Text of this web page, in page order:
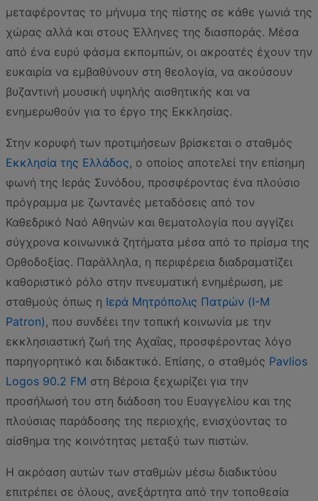
μεταφέροντας το μήνυμα της πίστης σε κάθε γωνιά της
χώρας αλλά και στους Έλληνες της διασποράς. Μέσα
από ένα ευρύ φάσμα εκπομπών, οι ακροατές έχουν την
ευκαιρία να εμβαθύνουν στη θεολογία, να ακούσουν
βυζαντινή μουσική υψηλής αισθητικής και να
ενημερωθούν για το έργο της Εκκλησίας.
Στην κορυφή των προτιμήσεων βρίσκεται ο σταθμός
Εκκλησία της Ελλάδος, ο οποίος αποτελεί την επίσημη
φωνή της Ιεράς Συνόδου, προσφέροντας ένα πλούσιο
πρόγραμμα με ζωντανές μεταδόσεις από τον
Καθεδρικό Ναό Αθηνών και θεματολογία που αγγίζει
σύγχρονα κοινωνικά ζητήματα μέσα από το πρίσμα της
Ορθοδοξίας. Παράλληλα, η περιφέρεια διαδραματίζει
καθοριστικό ρόλο στην πνευματική ενημέρωση, με
σταθμούς όπως η Ιερά Μητρόπολις Πατρών (I-M
Patron), που συνδέει την τοπική κοινωνία με την
εκκλησιαστική ζωή της Αχαΐας, προσφέροντας λόγο
παρηγορητικό και διδακτικό. Επίσης, ο σταθμός Pavlios
Logos 90.2 FM στη Βέροια ξεχωρίζει για την
προσήλωσή του στη διάδοση του Ευαγγελίου και της
πλούσιας παράδοσης της περιοχής, ενισχύοντας το
αίσθημα της κοινότητας μεταξύ των πιστών.
Η ακρόαση αυτών των σταθμών μέσω διαδικτύου
επιτρέπει σε όλους, ανεξάρτητα από την τοποθεσία